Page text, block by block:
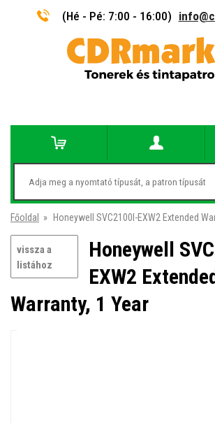
(Hé - Pé: 7:00 - 16:00)
Főoldal » Honeywell SVC2100I-EXW2 Extended
vissza a
listához
Honeywell
EXW2
Warranty, 1 Year